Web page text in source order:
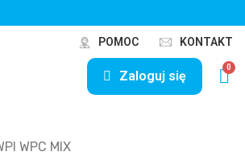
POMOC KONTAKT
Zaloguj się
WPC MIX